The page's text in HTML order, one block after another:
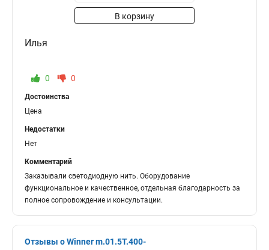
В корзину
Илья
0 0
Достоинства
Цена
Недостатки
Нет
Комментарий
Заказывали светодиодную нить. Оборудование
функциональное и качественное, отдельная благодарность за
полное сопровождение и консультации.
Отзывы о Winner m.01.5T.400-